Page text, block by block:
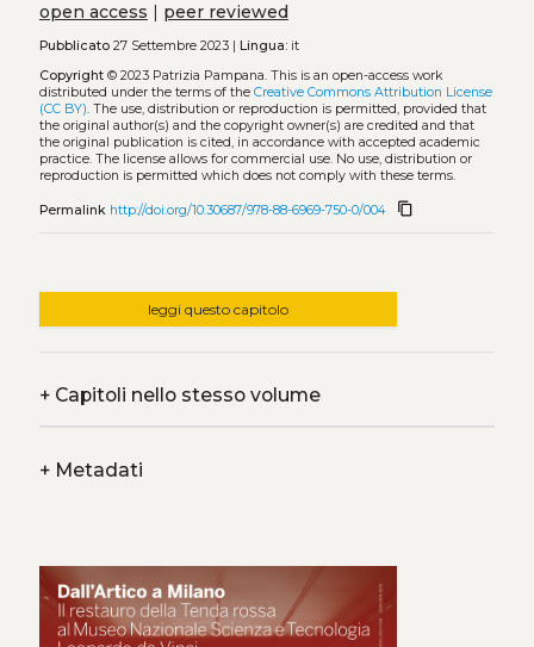
open access | peer reviewed
Pubblicato27 Settembre 2023 | Lingua:it
Copyright© 2023 Patrizia Pampana. This is an open-access work
distributed under the terms of the Creative Commons Attribution License
(CC BY). The use, distribution or reproduction is permitted, provided that
the original author(s) and the copyright owner(s) are credited and that
the original publication is cited, in accordance with accepted academic
practice. The license allows for commercial use. No use, distribution or
reproduction is permitted which does not comply with these terms.
Permalink http://doi.org/10.30687/978-88-6969-750-0/004 content_copy
leggi questo capitolo
+Capitoli nello stesso volume
+Metadati